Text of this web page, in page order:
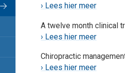
› Lees hier meer
A twelve month clinical
› Lees hier meer
Chiropractic
› Lees hier meer